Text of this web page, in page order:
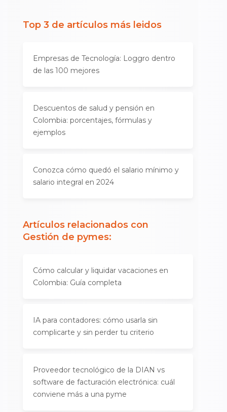
Top 3 de artículos más leidos
Empresas de Tecnología: Loggro dentro
de las 100 mejores
Descuentos de salud y pensión en
Colombia: porcentajes, fórmulas y
ejemplos
Conozca cómo quedó el salario mínimo y
salario integral en 2024
Artículos relacionados con
Gestión de pymes:
Cómo calcular y liquidar vacaciones en
Colombia: Guía completa
IA para contadores: cómo usarla sin
complicarte y sin perder tu criterio
Proveedor tecnológico de la DIAN vs
software de facturación electrónica: cuál
conviene más a una pyme